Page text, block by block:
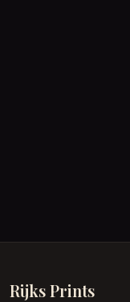
Rijks Prints